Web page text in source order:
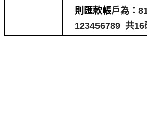
則匯款帳戶為：
123456789 共16